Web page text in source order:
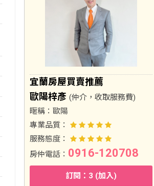
宜蘭房屋買賣推薦
歐陽梓彥 (仲介，收取服務費)
暱稱： 歐陽
專業品質：
服務態度：
房仲電話： 0916-120708
訂閱：3 (加入)